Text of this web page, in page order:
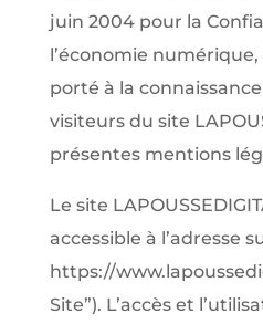
juin 2004 pour la
l’économie numérique,
porté à la
visiteurs du site
présentes mentions
Le site
accessible à l’adresse
https://
Site”). L’accès et